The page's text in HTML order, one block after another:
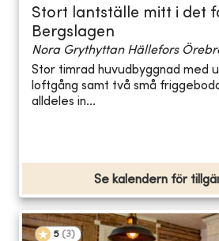
Stort lantställe mitt i det
Bergslagen
Nora Grythyttan Hällefors
Stor timrad huvudbyggnad med
loftgång samt två små
alldeles in...
Se kalendern för
5 (3)